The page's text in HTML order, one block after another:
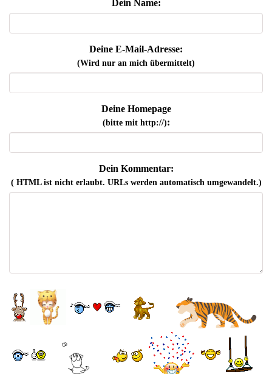
Dein Name:
Deine E-Mail-Adresse:
(Wird nur an mich übermittelt)
Deine Homepage
(bitte mit http://):
Dein Kommentar:
( HTML ist nichterlaubt. URLs werden automatisch umgewandelt.)